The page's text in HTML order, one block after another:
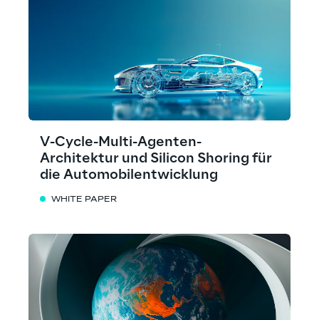
V-Cycle-Multi-Agenten-
Architektur und Silicon Shoring für
die Automobilentwicklung
WHITE PAPER